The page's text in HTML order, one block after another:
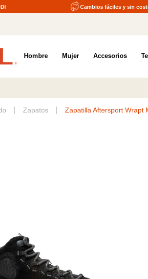
Cambios fáciles y sin
Hombre Mujer Accesorios
Zapatos Zapatilla Aftersport Wrapt
Pase el mouse para hacer zoom
2.